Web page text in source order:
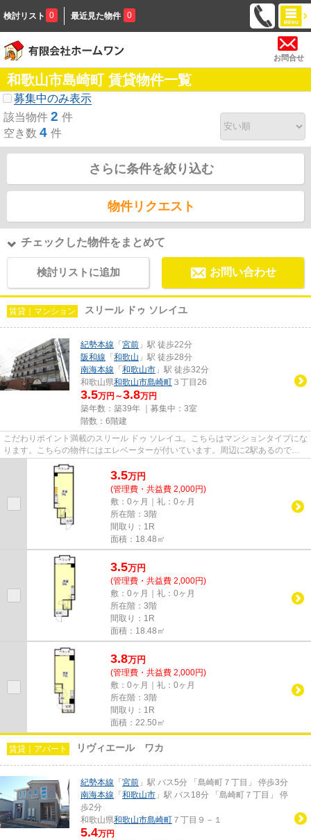
検討リスト 0 最近見た物件 0
お問合せ
和歌山市島崎町 賃貸物件一覧
募集中のみ表示
該当物件 2 件
空き数 4 件
さらに条件を絞り込む
物件リクエスト
チェックした物件をまとめて
検討リストに追加 お問い合わせ
賃貸｜マンション スリール ドゥ ソレイユ
紀勢本線 「 宮前 」駅 徒歩22分
阪和線 「 和歌山 」駅 徒歩28分
南海本線 「 和歌山市 」駅 徒歩32分
和歌山県和歌山市島崎町 ３丁目26
3.5万円～3.8万円
築年数：築39年 ｜募集中： 3室
階数：6階建
こだわりポイント満載のスリール ドゥ ソレイユ。こちらはマンションタイプにな
ります。こちらの物件にはエレベーターが付いています。周辺に2駅あるので電
車通勤しやすいです。できる...
3.5万円
(管理費・共益費 2,000円)
敷：0ヶ月｜礼：0ヶ月
所在階：3階
間取り：1R
面積：18.48㎡
3.5万円
(管理費・共益費 2,000円)
敷：0ヶ月｜礼：0ヶ月
所在階：3階
間取り：1R
面積：18.48㎡
3.8万円
(管理費・共益費 2,000円)
敷：0ヶ月｜礼：0ヶ月
所在階：3階
間取り：1R
面積：22.50㎡
賃貸｜アパート リヴィエール ワカ
紀勢本線 「 宮前 」駅 バス5分 「島崎町７丁目」 停歩3分
南海本線 「 和歌山市 」駅 バス18分 「島崎町７丁目」 停
歩2分
和歌山県和歌山市島崎町 ７丁目９－１
5.4万円